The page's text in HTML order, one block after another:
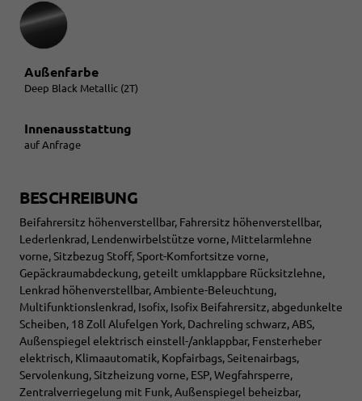
Außenfarbe
Deep Black Metallic (2T)
Innenausstattung
auf Anfrage
BESCHREIBUNG
Beifahrersitz höhenverstellbar, Fahrersitz höhenverstellbar,
Lederlenkrad, Lendenwirbelstütze vorne, Mittelarmlehne
vorne, Sitzbezug Stoff, Sport-Komfortsitze vorne,
Gepäckraumabdeckung, geteilt umklappbare Rücksitzlehne,
Lenkrad höhenverstellbar, Ambiente-Beleuchtung,
Multifunktionslenkrad, Isofix, Isofix Beifahrersitz, abgedunkelte
Scheiben, 18 Zoll Alufelgen York, Dachreling schwarz, ABS,
Außenspiegel elektrisch einstell-/anklappbar, Fensterheber
elektrisch, Klimaautomatik, Kopfairbags, Seitenairbags,
Servolenkung, Sitzheizung vorne, ESP, Wegfahrsperre,
Zentralverriegelung mit Funk, Außenspiegel beheizbar,